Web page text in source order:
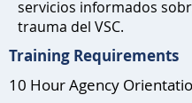
servicios informados
trauma del VSC.
Training Requirements
10 Hour Agency